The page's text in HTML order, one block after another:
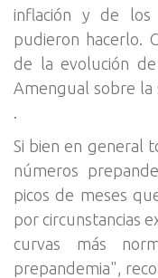
inflación y de los
pudieron hacerlo.
de la evolución
Amengual sobre la
.
Si bien en general
números
picos de meses
por circunstancias
curvas más
prepandemia",